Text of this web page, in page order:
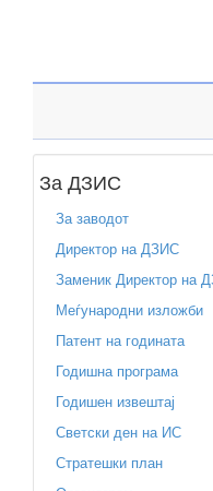
За ДЗИС
За заводот
Директор на ДЗИС
Заменик Директор на
Меѓународни изложби
Патент на годината
Годишна програма
Годишен извештај
Светски ден на ИС
Стратешки план